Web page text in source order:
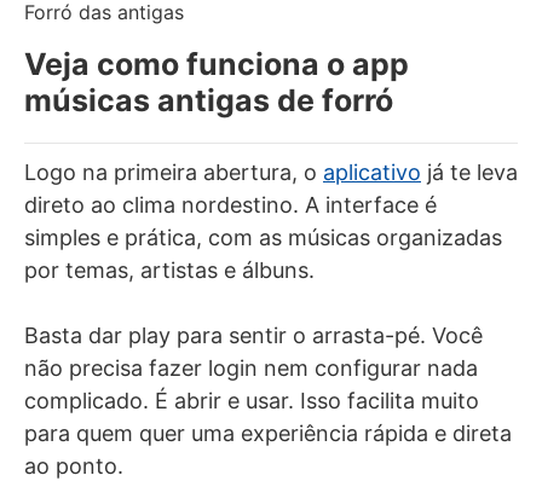
Forró das antigas
Veja como funciona o app
músicas antigas de forró
Logo na primeira abertura, o aplicativo já te leva
direto ao clima nordestino. A interface é
simples e prática, com as músicas organizadas
por temas, artistas e álbuns.
Basta dar play para sentir o arrasta-pé. Você
não precisa fazer login nem configurar nada
complicado. É abrir e usar. Isso facilita muito
para quem quer uma experiência rápida e direta
ao ponto.